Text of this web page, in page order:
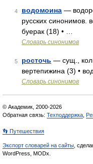
4 водомоина —
русских синонимов.
буерак (18) • …
Словарь синонимов
5 росточь — сущ., кол
вертепижина (3) •
Словарь синонимов
© Академик, 2000-2026
Обратная связь: Техподдержка
👣 Путешествия
Экспорт словарей на сайты ,
WordPress, MODx.